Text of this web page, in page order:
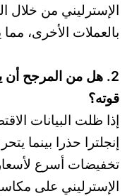
الإسترليني من خلال
بالعملات الأخرى،
2. هل من المرجح أن
قوته؟
إذا ظلت البيانات
إنجلترا حذرا بينما
تخفيضات أسرع
الإسترليني على